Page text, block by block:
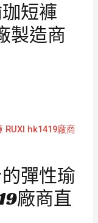
短褲
製造商
彈性瑜
廠商直